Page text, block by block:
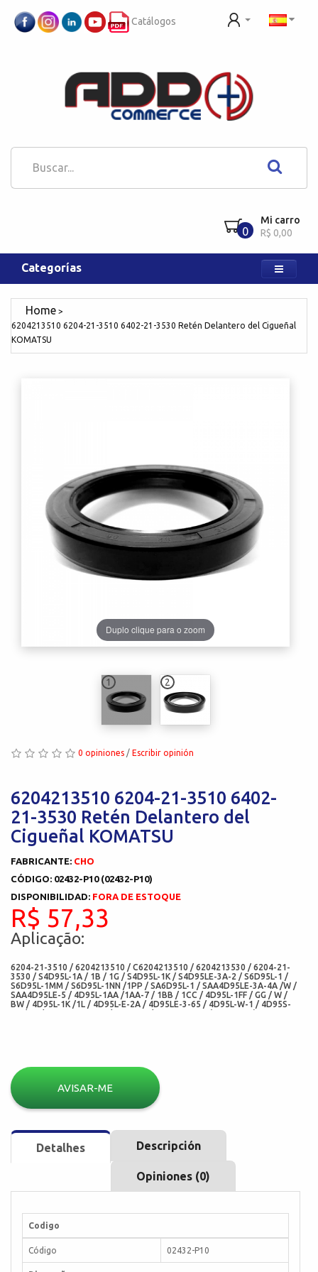
Catálogos
0
Mi carro
R$ 0,00
Categorías
6204213510 6204-21-3510 6402-21-3530 Retén Delantero del Cigueñal
KOMATSU
1 2
Duplo clique para o zoom
0 opiniones / Escribir opinión
6204213510 6204-21-3510 6402-
21-3530 Retén Delantero del
Cigueñal KOMATSU
FABRICANTE: CHO
CÓDIGO: 02432-P10 (02432-P10)
DISPONIBILIDAD: FORA DE ESTOQUE
R$ 57,33
Aplicação:
6204-21-3510 / 6204213510 / C6204213510 / 6204213530 / 6204-21-
3530 / S4D95L-1A / 1B / 1G / S4D95L-1K / S4D95LE-3A-2 / S6D95L-1 /
S6D95L-1MM / S6D95L-1NN /1PP / SA6D95L-1 / SAA4D95LE-3A-4A /W /
SAA4D95LE-5 / 4D95L-1AA /1AA-7 / 1BB / 1CC / 4D95L-1FF / GG / W /
BW / 4D95L-1K /1L / 4D95L-E-2A / 4D95LE-3-65 / 4D95L-W-1 / 4D95S-
1H / 1J / 4D95S-W-1G-E / 6D95L-1 / 6D95L-1AF-1 (KOMATSU) -
AVISAR-ME
Detalhes Descripción
Opiniones (0)
Codigo
Código 02432-P10